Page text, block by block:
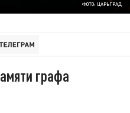
ФОТО: ЦАРЬГРАД
графа